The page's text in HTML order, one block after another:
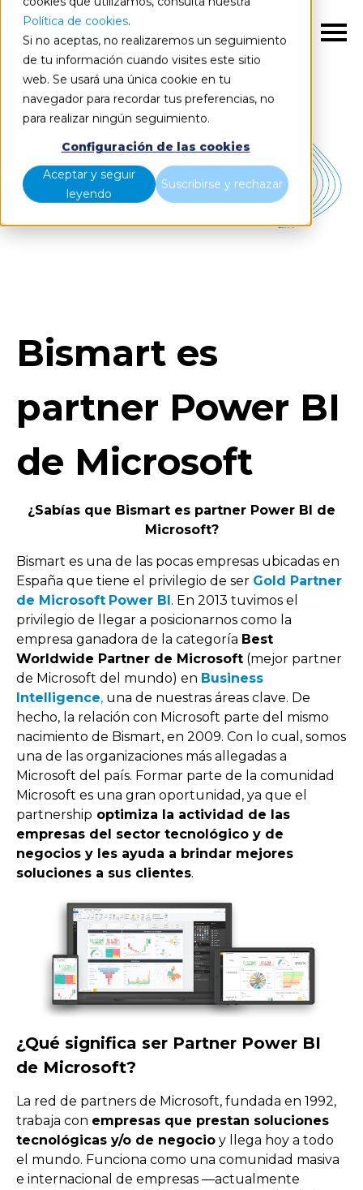
Política de cookies.
Si no aceptas, no realizaremos un seguimiento
de tu información cuando visites este sitio
web. Se usará una única cookie en tu
navegador para recordar tus preferencias, no
para realizar ningún seguimiento.
Configuración de las cookies
Aceptar y seguir
leyendo
Suscribirse y rechazar
ES
Bismart es
partner Power BI
de Microsoft
¿Sabías que Bismart es partner Power BI de
Microsoft?
Bismart es una de las pocas empresas ubicadas en
España que tiene el privilegio de ser Gold Partner
de Microsoft Power BI. En 2013 tuvimos el
privilegio de llegar a posicionarnos como la
empresa ganadora de la categoría Best
Worldwide Partner de Microsoft (mejor partner
de Microsoft del mundo) en Business
Intelligence, una de nuestras áreas clave. De
hecho, la relación con Microsoft parte del mismo
nacimiento de Bismart, en 2009. Con lo cual, somos
una de las organizaciones más allegadas a
Microsoft del país. Formar parte de la comunidad
Microsoft es una gran oportunidad, ya que el
partnership optimiza la actividad de las
empresas del sector tecnológico y de
negocios y les ayuda a brindar mejores
soluciones a sus clientes.
¿Qué significa ser Partner Power BI
de Microsoft?
La red de partners de Microsoft, fundada en 1992,
trabaja con empresas que prestan soluciones
tecnológicas y/o de negocio y llega hoy a todo
el mundo. Funciona como una comunidad masiva
e internacional de empresas —actualmente